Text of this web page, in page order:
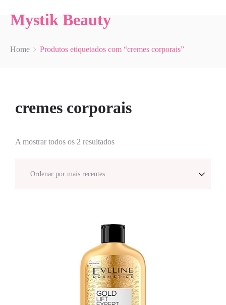
Mystik Beauty
Home Produtos etiquetados com “cremes corporais”
cremes corporais
A mostrar todos os 2 resultados